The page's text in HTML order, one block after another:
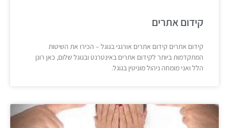
קידום אתרים
קידום אתרים קידום אתרים אורגני בגוגל – הכירו את השיטות
המתקדמות ביותר לקידום אתרים באינטרנט ובגוגל שלום, כאן רונן
הלל ואני מומחה ניהול מוניטין בגוגל.